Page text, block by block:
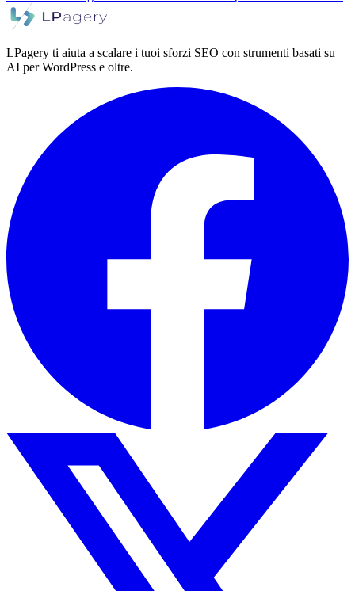
LPagery ti aiuta a scalare i tuoi sforzi SEO con strumenti basati su
AI per WordPress e oltre.